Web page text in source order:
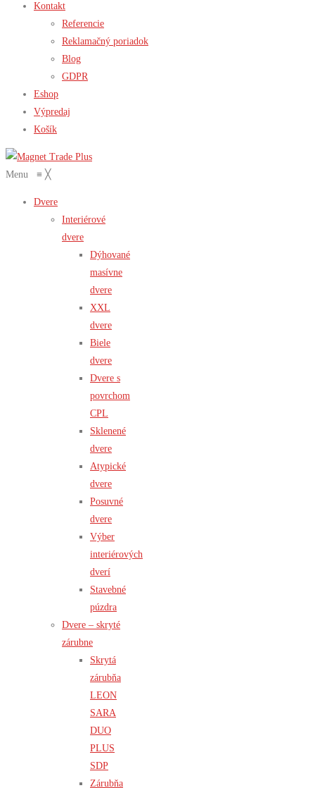
Kontakt
Referencie
Reklamačný poriadok
Blog
GDPR
Eshop
Výpredaj
Košík
Menu ≡ ╳
Dvere
Interiérové
dvere
Dýhované
masívne
dvere
XXL
dvere
Biele
dvere
Dvere s
povrchom
CPL
Sklenené
dvere
Atypické
dvere
Posuvné
dvere
Výber
interiérových
dverí
Stavebné
púzdra
Dvere – skryté
zárubne
Skrytá
zárubňa
LEON
SARA
DUO
PLUS
SDP
Zárubňa